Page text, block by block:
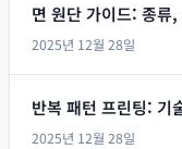
면 원단 가이드: 종류
2025년 12월 28일
반복 패턴 프린팅: 기
2025년 12월 28일